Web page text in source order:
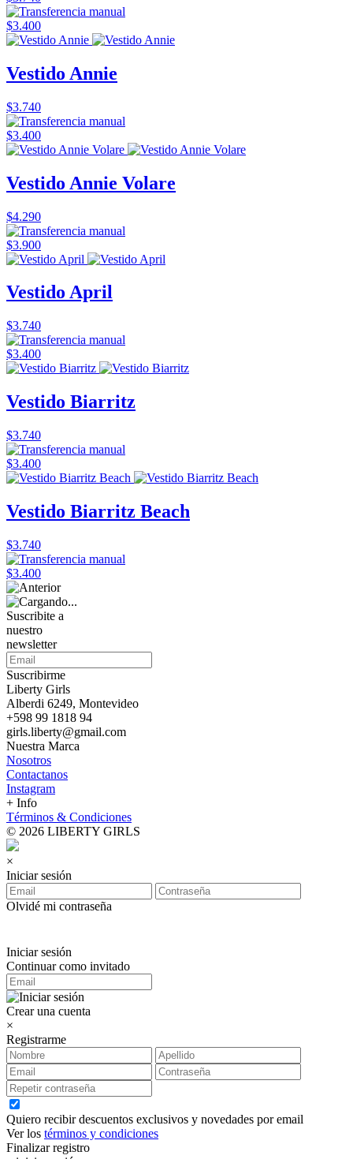
$3.400
Vestido Annie
$3.740
$3.400
Vestido Annie Volare
$4.290
$3.900
Vestido April
$3.740
$3.400
Vestido Biarritz
$3.740
$3.400
Vestido Biarritz Beach
$3.740
$3.400
Suscribite a
nuestro
newsletter
Suscribirme
Liberty Girls
Alberdi 6249, Montevideo
+598 99 1818 94
girls.liberty@gmail.com
Nuestra Marca
Nosotros
Contactanos
Instagram
+ Info
Términos & Condiciones
© 2026 LIBERTY GIRLS
×
Iniciar sesión
Olvidé mi contraseña
Iniciar sesión
Continuar como invitado
Crear una cuenta
×
Registrarme
Quiero recibir descuentos exclusivos y novedades por email
Ver los términos y condiciones
Finalizar registro